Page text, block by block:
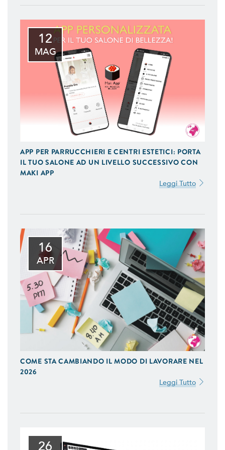
12
MAG
APP PER PARRUCCHIERI E CENTRI ESTETICI: PORTA
IL TUO SALONE AD UN LIVELLO SUCCESSIVO CON
MAKI APP
Leggi Tutto
16
APR
COME STA CAMBIANDO IL MODO DI LAVORARE NEL
2026
Leggi Tutto